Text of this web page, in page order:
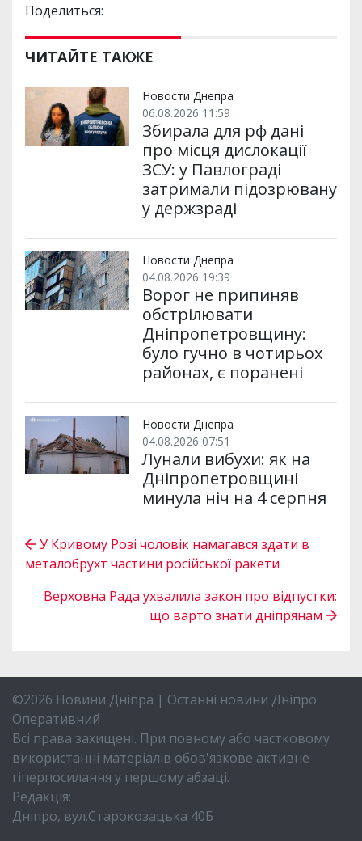
Поделиться:
ЧИТАЙТЕ ТАКЖЕ
Новости Днепра
06.08.2026 11:59
Збирала для рф дані
про місця дислокації
ЗСУ: у Павлограді
затримали підозрювану
у держзраді
Новости Днепра
04.08.2026 19:39
Ворог не припиняв
обстрілювати
Дніпропетровщину:
було гучно в чотирьох
районах, є поранені
Новости Днепра
04.08.2026 07:51
Лунали вибухи: як на
Дніпропетровщині
минула ніч на 4 серпня
У Кривому Розі чоловік намагався здати в
металобрухт частини російської ракети
Верховна Рада ухвалила закон про відпустки:
що варто знати дніпрянам
©2026 Новини Дніпра | Останні новини Дніпро
Оперативний
Всі права захищені. При повному або частковому
використанні матеріалів обов'язкове активне
гіперпосилання у першому абзаці.
Редакція:
Дніпро, вул.Старокозацька 40Б